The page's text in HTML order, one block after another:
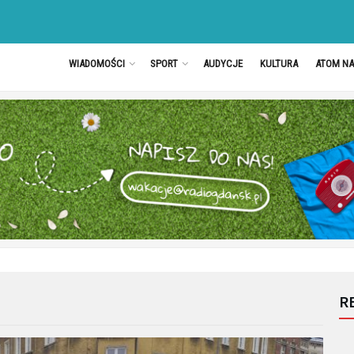
WIADOMOŚCI SPORT AUDYCJE KULTURA ATOM